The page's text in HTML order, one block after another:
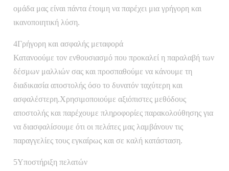
ομάδα μας είναι πάντα έτοιμη να παρέχει μια γρήγορη και
ικανοποιητική λύση.
4Γρήγορη και ασφαλής μεταφορά
Κατανοούμε τον ενθουσιασμό που προκαλεί η παραλαβή των
δέσμων μαλλιών σας και προσπαθούμε να κάνουμε τη
διαδικασία αποστολής όσο το δυνατόν ταχύτερη και
ασφαλέστερη.Χρησιμοποιούμε αξιόπιστες μεθόδους
αποστολής και παρέχουμε πληροφορίες παρακολούθησης για
να διασφαλίσουμε ότι οι πελάτες μας λαμβάνουν τις
παραγγελίες τους εγκαίρως και σε καλή κατάσταση.
5Υποστήριξη πελατών